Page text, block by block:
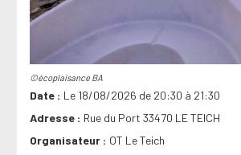
©écoplaisance BA
Date
Le 18/08/2026 de 20:30 à 21:30
Adresse
Rue du Port 33470 LE TEICH
Organisateur
OT Le Teich